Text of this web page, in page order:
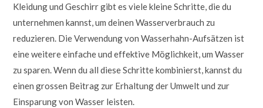
Kleidung und Geschirr gibt es viele kleine Schritte, die du
unternehmen kannst, um deinen Wasserverbrauch zu
reduzieren. Die Verwendung von Wasserhahn-Aufsätzen ist
eine weitere einfache und effektive Möglichkeit, um Wasser
zu sparen. Wenn du all diese Schritte kombinierst, kannst du
einen grossen Beitrag zur Erhaltung der Umwelt und zur
Einsparung von Wasser leisten.